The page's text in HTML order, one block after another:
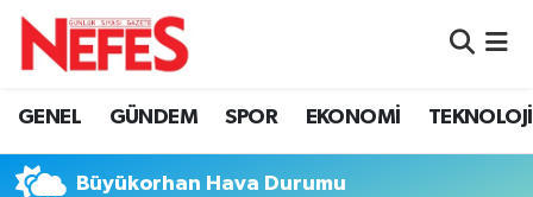
GENEL GÜNDEM SPOR EKONOMİ TEKNOLOJİ
Büyükorhan Hava Durumu
Hava Durumu